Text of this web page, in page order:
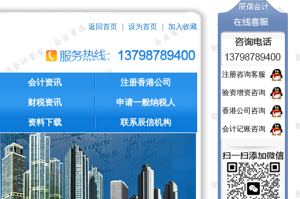
返回首页｜ 设为首页｜ 加入收藏
会计资讯
财税资讯
资料下载
注册香港公司
申请一般纳税人
联系辰信机构
注册咨询客服
验资增资咨询
香港公司咨询
会计记账咨询